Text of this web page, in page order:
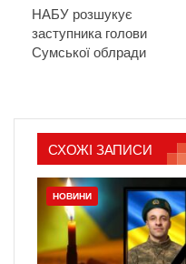
НАБУ розшукує
заступника голови
Сумської облради
СХОЖІ ЗАПИСИ
НОВИНИ